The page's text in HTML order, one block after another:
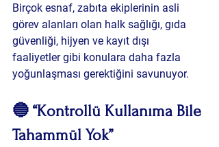
Birçok esnaf, zabıta ekiplerinin asli
görev alanları olan halk sağlığı, gıda
güvenliği, hijyen ve kayıt dışı
faaliyetler gibi konulara daha fazla
yoğunlaşması gerektiğini savunuyor.
🔵 “Kontrollü Kullanıma Bile
Tahammül Yok”